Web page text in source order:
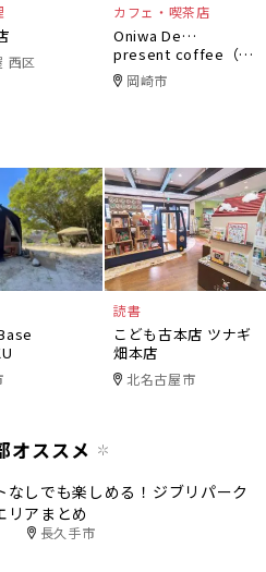
西区
カフェ・喫茶店
Oniwa De…
present coffee（オ
ニワデ）
岡崎市
読書
こども古本店 ツナギ
畑本店
北名古屋市
オススメ
なしでも楽しめる！ジブリパーク
リアまとめ
長久手市